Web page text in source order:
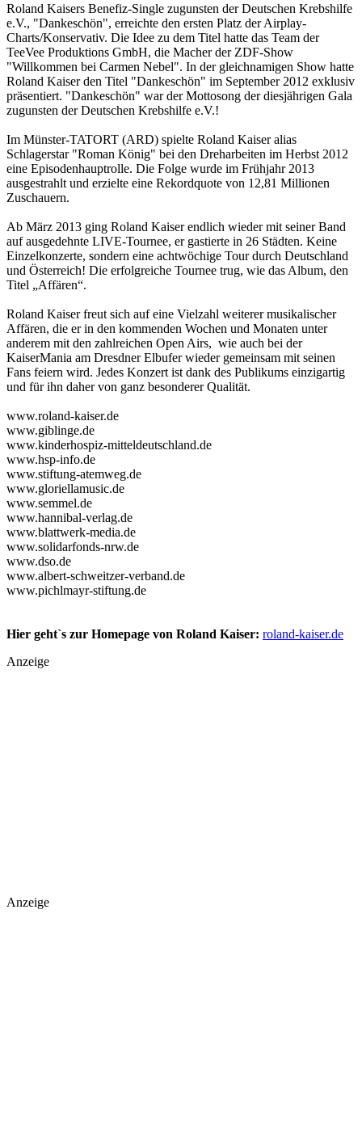
Roland Kaisers Benefiz-Single zugunsten der Deutschen Krebshilfe
e.V., "Dankeschön", erreichte den ersten Platz der Airplay-
Charts/Konservativ. Die Idee zu dem Titel hatte das Team der
TeeVee Produktions GmbH, die Macher der ZDF-Show
"Willkommen bei Carmen Nebel". In der gleichnamigen Show hatte
Roland Kaiser den Titel "Dankeschön" im September 2012 exklusiv
präsentiert. "Dankeschön" war der Mottosong der diesjährigen Gala
zugunsten der Deutschen Krebshilfe e.V.!
Im Münster-TATORT (ARD) spielte Roland Kaiser alias
Schlagerstar "Roman König" bei den Dreharbeiten im Herbst 2012
eine Episodenhauptrolle. Die Folge wurde im Frühjahr 2013
ausgestrahlt und erzielte eine Rekordquote von 12,81 Millionen
Zuschauern.
Ab März 2013 ging Roland Kaiser endlich wieder mit seiner Band
auf ausgedehnte LIVE-Tournee, er gastierte in 26 Städten. Keine
Einzelkonzerte, sondern eine achtwöchige Tour durch Deutschland
und Österreich! Die erfolgreiche Tournee trug, wie das Album, den
Titel „Affären“.
Roland Kaiser freut sich auf eine Vielzahl weiterer musikalischer
Affären, die er in den kommenden Wochen und Monaten unter
anderem mit den zahlreichen Open Airs, wie auch bei der
KaiserMania am Dresdner Elbufer wieder gemeinsam mit seinen
Fans feiern wird. Jedes Konzert ist dank des Publikums einzigartig
und für ihn daher von ganz besonderer Qualität.
www.roland-kaiser.de
www.giblinge.de
www.kinderhospiz-mitteldeutschland.de
www.hsp-info.de
www.stiftung-atemweg.de
www.gloriellamusic.de
www.semmel.de
www.hannibal-verlag.de
www.blattwerk-media.de
www.solidarfonds-nrw.de
www.dso.de
www.albert-schweitzer-verband.de
www.pichlmayr-stiftung.de
Hier geht`s zur Homepage von Roland Kaiser: roland-kaiser.de
Anzeige
Anzeige